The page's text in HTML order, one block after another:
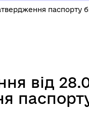
паспорту
від